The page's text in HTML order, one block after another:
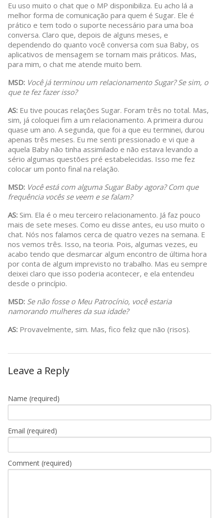
Eu uso muito o chat que o MP disponibiliza. Eu acho lá a
melhor forma de comunicação para quem é Sugar. Ele é
prático e tem todo o suporte necessário para uma boa
conversa. Claro que, depois de alguns meses, e
dependendo do quanto você conversa com sua Baby, os
aplicativos de mensagem se tornam mais práticos. Mas,
para mim, o chat me atende muito bem.
MSD: Você já terminou um relacionamento Sugar? Se sim, o
que te fez fazer isso?
AS: Eu tive poucas relações Sugar. Foram três no total. Mas,
sim, já coloquei fim a um relacionamento. A primeira durou
quase um ano. A segunda, que foi a que eu terminei, durou
apenas três meses. Eu me senti pressionado e vi que a
aquela Baby não tinha assimilado e não estava levando a
sério algumas questões pré estabelecidas. Isso me fez
colocar um ponto final na relação.
MSD: Você está com alguma Sugar Baby agora? Com que
frequência vocês se veem e se falam?
AS: Sim. Ela é o meu terceiro relacionamento. Já faz pouco
mais de sete meses. Como eu disse antes, eu uso muito o
chat. Nós nos falamos cerca de quatro vezes na semana. E
nos vemos três. Isso, na teoria. Pois, algumas vezes, eu
acabo tendo que desmarcar algum encontro de última hora
por conta de algum imprevisto no trabalho. Mas eu sempre
deixei claro que isso poderia acontecer, e ela entendeu
desde o princípio.
MSD: Se não fosse o Meu Patrocínio, você estaria
namorando mulheres da sua idade?
AS: Provavelmente, sim. Mas, fico feliz que não (risos).
Leave a Reply
Name (required)
Email (required)
Comment (required)